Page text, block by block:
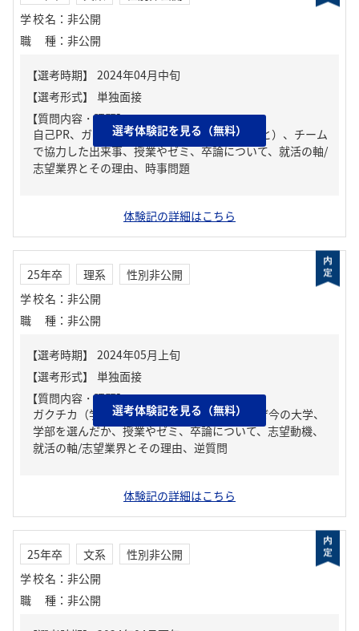
学校名 ： 非公開
職種 ： 非公開
【質問内容・課題】
自己PR、ガクチカ（学生時代に力を入れたこと）、チーム
で協力した出来事、授業やゼミ、卒論について、就活の軸/
志望業界とその理由、時事問題
選考体験記を見る（無料）
体験記の詳細はこちら
25年卒 理系
性別非公開
学校名 ： 非公開
職種 ： 非公開
【質問内容・課題】
ガクチカ（学生時代に力を入れたこと）、なぜ今の大学、
学部を選んだか、授業やゼミ、卒論について、志望動機、
就活の軸/志望業界とその理由、逆質問
選考体験記を見る（無料）
体験記の詳細はこちら
25年卒 文系
性別非公開
学校名 ： 非公開
職種 ： 非公開